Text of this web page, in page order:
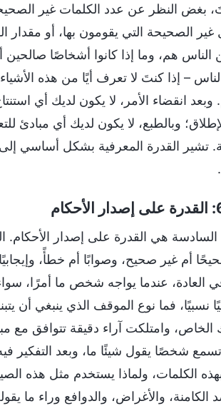
بغض النظر عن عدد الكلمات غير
غير الصحيحة التي يقومون بها، أو
الناس هم، وما إذا كانوا أشخاصًا صالحين
– إذا كنتَ لا تعرف أيًا من هذه
وبعد انقضاء الأمر، لا يكون لديك أي
وبالطبع، لا يكون لديك أي مبادئ
تشير القدرة المعرفية بشكل أساسي
السادسة هي القدرة على إصدار الأحكام.
أم غير صحيح، وصوابًا أم خطأً،
العادة، عندما يواجه شخص ما أمرًا، سواء
نسبيًا، فما نوع الموقف الذي ينبغي أن
وامتلكت آراء دقيقة تتوافق مع
شخصًا يقول شيئًا ما، وبعد التفكير
الكلمات، ولماذا يستخدم مثل هذه
الكامنة، والأغراض، والدوافع وراء ما